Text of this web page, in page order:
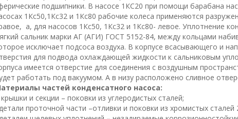
подшипники. В насосе 1КС20 при помощи барабана
1Кс50,1Кс32 и 1Кс80 рабочие колеса применяются
а, для насосов 1Кс50, 1Кс32 и 1Кс80- левое. Уплотнение
сальник марки АГ (АГИ) ГОСТ 5152-84, между кольцами
исключает подсоса воздуха. В корпусе всасывающего и
для подвода охлаждающей жидкости к сальниковым
имеется отверстие для соединения с воздушным
работать под вакуумом. А в низу расположено сливное
частей конденсатного насоса:
и секции – поковки из углеродистых сталей;
проточной части –отливки и поковки из хромистых сталей